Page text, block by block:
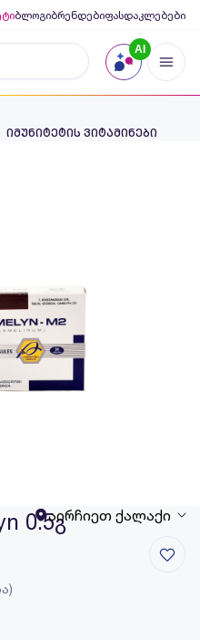
ბლოგიბრენდებიფასდაკლებები
AI
იმუნიტეტის ვიტამინები
0.5გაირჩიეთ ქალაქი